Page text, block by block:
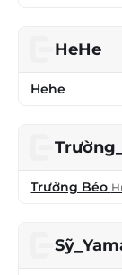
HeHe
Hehe
Trường Béo